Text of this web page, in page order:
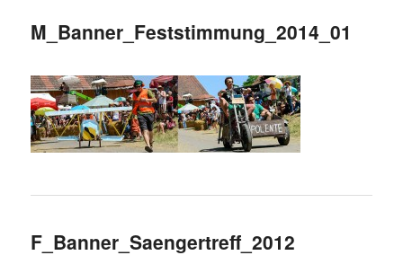
M_Banner_Feststimmung_2014_01
F_Banner_Saengertreff_2012